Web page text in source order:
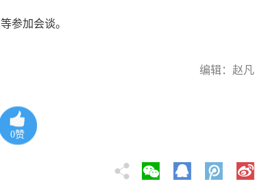
参加会谈。
编辑：赵凡
0赞